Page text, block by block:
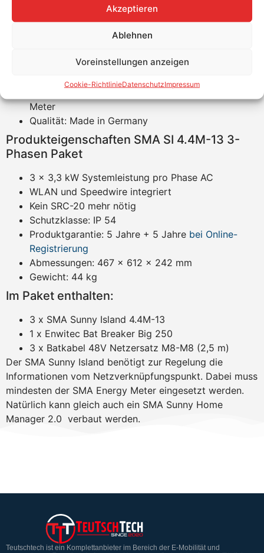
Akzeptieren
Ablehnen
Voreinstellungen anzeigen
Cookie-RichtlinieDatenschutzImpressum
WLAN und webbasierte Benutzeroberfläche für die
Konfiguration
Flexible Batterieauswahl für Bleibatterien und 20
AC System für Neuinstallation und Nachrüstung
einsetzbar durch ein zusätzliches SMA Energy
Meter
Qualität: Made in Germany
Produkteigenschaften SMA SI 4.4M-13 3-
Phasen Paket
3 x 3,3 kW Systemleistung pro Phase AC
WLAN und Speedwire integriert
Kein SRC-20 mehr nötig
Schutzklasse: IP 54
Produktgarantie: 5 Jahre + 5 Jahre bei Online-
Registrierung
Abmessungen: 467 x 612 x 242 mm
Gewicht: 44 kg
Im Paket enthalten:
3 x SMA Sunny Island 4.4M-13
1 x Enwitec Bat Breaker Big 250
3 x Batkabel 48V Netzersatz M8-M8 (2,5 m)
Der SMA Sunny Island benötigt zur Regelung die
Informationen vom Netzverknüpfungspunkt. Dabei muss
mindesten der SMA Energy Meter eingesetzt werden.
Natürlich kann gleich auch ein SMA Sunny Home
Manager 2.0 verbaut werden.
Teutschtech ist ein Komplettanbieter im Bereich der E-Mobilität und